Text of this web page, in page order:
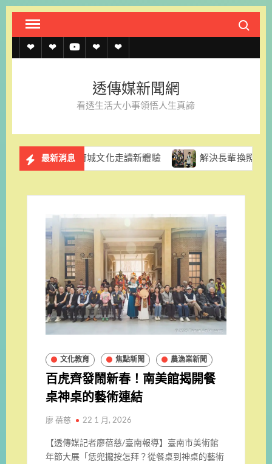
Skip
content
Search
透
約
透
上
記
透 聯
我
官
LINE
透傳媒新聞網
看透生活大小事領悟人生真諦
最新消息
城文化走讀新體驗 解決長輩換照資訊亂象 台南市市
文化教育 焦點新聞 農漁業新聞
百虎齊發鬧新春！南美館揭開餐
桌神桌的藝術連結
廖 蓓慈 22 1 月, 2026
【透傳媒記者廖蓓慈/臺南報導】臺南市美術館
年節大展「恁兜攏按怎拜？從餐桌到神桌的藝術